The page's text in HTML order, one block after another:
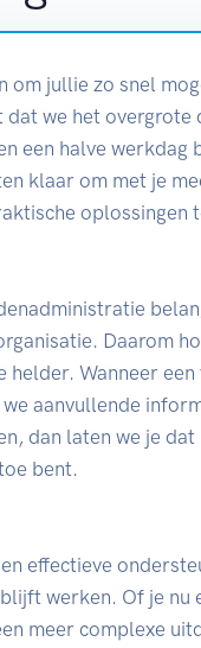
om jullie zo snel
we het overgrote
een halve werkdag
klaar om met je
oplossingen
Daarom
helder. Wanneer
aanvullende
dan laten we je
bent.
effectieve
werken. Of je nu
meer complexe